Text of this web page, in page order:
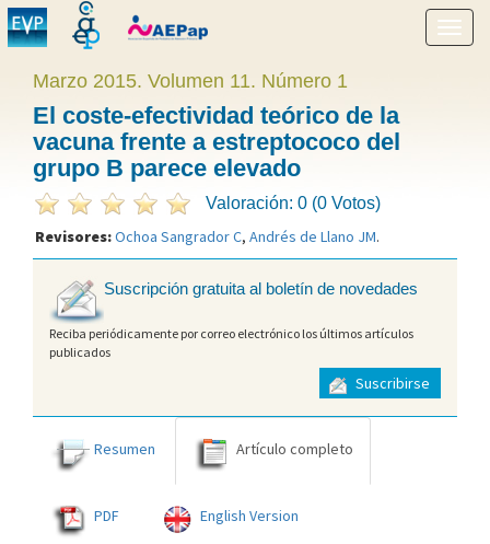
menú
Marzo 2015. Volumen 11. Número 1
El coste-efectividad teórico de la
vacuna frente a estreptococo del
grupo B parece elevado
Valoración: 0 (0 Votos)
Revisores:Ochoa Sangrador C, Andrés de Llano JM.
Suscripción gratuita al boletín de novedades
Reciba periódicamente por correo electrónico los últimos artículos
publicados
Suscribirse
Resumen Artículo completo
PDF English Version